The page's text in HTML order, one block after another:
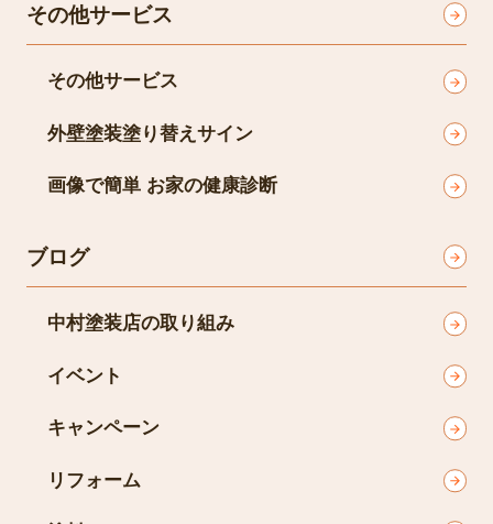
その他サービス
その他サービス
外壁塗装塗り替えサイン
画像で簡単 お家の健康診断
ブログ
中村塗装店の取り組み
イベント
キャンペーン
リフォーム